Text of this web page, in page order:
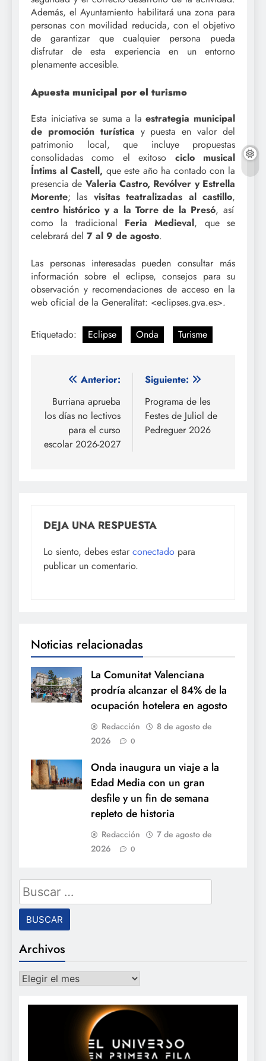
Además, el Ayuntamiento habilitará una zona para
personas con movilidad reducida, con el objetivo
de garantizar que cualquier persona pueda
disfrutar de esta experiencia en un entorno
plenamente accesible.
Apuesta municipal por el turismo
Esta iniciativa se suma a la estrategia municipal
de promoción turística y puesta en valor del
patrimonio local, que incluye propuestas
consolidadas como el exitoso ciclo musical
Íntims al Castell, que este año ha contado con la
presencia de Valeria Castro, Revólver y Estrella
Morente; las visitas teatralizadas al castillo,
centro histórico y a la Torre de la Presó, así
como la tradicional Feria Medieval, que se
celebrará del 7 al 9 de agosto.
Las personas interesadas pueden consultar más
información sobre el eclipse, consejos para su
observación y recomendaciones de acceso en la
web oficial de la Generalitat: <eclipses.gva.es>.
Etiquetado: Eclipse Onda Turisme
Navegación
de
entradas
Anterior:
Burriana aprueba
los días no lectivos
para el curso
escolar 2026-2027
Siguiente:
Programa de les
Festes de Juliol de
Pedreguer 2026
DEJA UNA RESPUESTA
Lo siento, debes estar conectado para
publicar un comentario.
Noticias relacionadas
La Comunitat Valenciana
prodría alcanzar el 84% de la
ocupación hotelera en agosto
Redacción
8 de agosto de
2026
0
Onda inaugura un viaje a la
Edad Media con un gran
desfile y un fin de semana
repleto de historia
Redacción
7 de agosto de
2026
0
Buscar:
Archivos
Archivos